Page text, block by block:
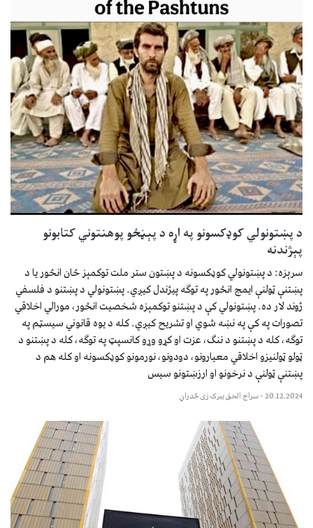
د پښتونولي کوډکسونو په اړه د پېڼځو پوهنتوني کتابونو
پېژندنه
سرېزه: د پښتونولي کوډکسونه د پښتون ستر ملت توکمېز ځان انځور یا د
پښتنې ټولنې ایمج انځور په توګه پيژندل کیږي. پښتونولي د پښتنو د فلسفي
ژوند لار ده. پښتونولي کې د پښتنو توکمېزه شخصیت انځور، مورالي اخلاقي
تصورات په کې په نښه شوي او تشریح کیږي. کله د یوه قانوني سیسټم په
توګه، کله د پښتنو د ننګ، عزت او کړو وړو کانسپټ په توګه، کله د پښتنو د
ټولو ټولنیزو اخلاقي معیارونو، دودونو، نورمونو کوډکسونه او کله هم د
پښتنې ټولنې د نرخونو او ارزښتونو سیس
20.12.2024
–سراج الحق ببرک زی ځدراڼ